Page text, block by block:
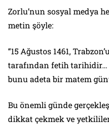
Zorlu’nun sosyal medya
metin şöyle:
“15 Ağustos 1461,
tarafından fetih tarihidir…
bunu adeta bir matem
Bu önemli günde
dikkat çekmek ve